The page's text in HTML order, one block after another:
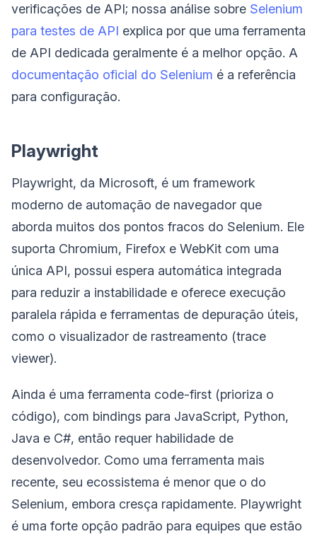
verificações de API; nossa análise sobre Selenium
para testes de API explica por que uma ferramenta
de API dedicada geralmente é a melhor opção. A
documentação oficial do Selenium é a referência
para configuração.
Playwright
Playwright, da Microsoft, é um framework
moderno de automação de navegador que
aborda muitos dos pontos fracos do Selenium. Ele
suporta Chromium, Firefox e WebKit com uma
única API, possui espera automática integrada
para reduzir a instabilidade e oferece execução
paralela rápida e ferramentas de depuração úteis,
como o visualizador de rastreamento (trace
viewer).
Ainda é uma ferramenta code-first (prioriza o
código), com bindings para JavaScript, Python,
Java e C#, então requer habilidade de
desenvolvedor. Como uma ferramenta mais
recente, seu ecossistema é menor que o do
Selenium, embora cresça rapidamente. Playwright
é uma forte opção padrão para equipes que estão